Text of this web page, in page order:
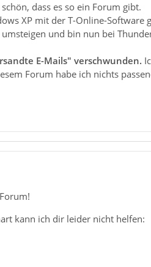
dass es so ein Forum gibt.
XP mit der T-Online-
und bin nun bei
E-Mails" verschwunden.
Forum habe ich nichts
kann ich dir leider nicht helfen: